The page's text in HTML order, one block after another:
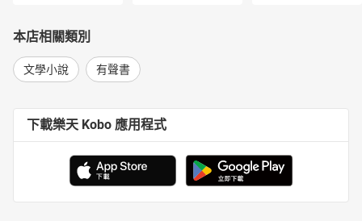
本店相關類別
文學小說 有聲書
下載樂天 Kobo 應用程式